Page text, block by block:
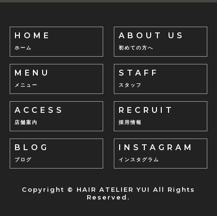
HOME
ホーム
ABOUT US
初めての方へ
MENU
メニュー
STAFF
スタッフ
ACCESS
店舗案内
RECRUIT
採用情報
BLOG
ブログ
INSTAGRAM
インスタグラム
Copyright © HAIR ATELIER YUI All Rights
Reserved.